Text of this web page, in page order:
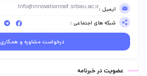
ایمیل :Info@innovationroof.srbiau.ac.ir
شبکه های اجتماعی :
درخواست مشاوره و همکاری
عضویت در خبرنامه